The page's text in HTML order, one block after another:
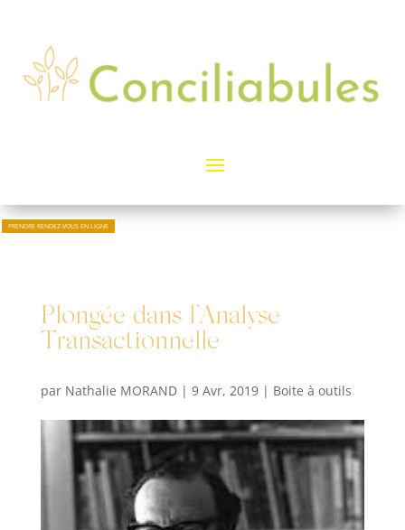
PRENDRE RENDEZ-VOUS EN LIGNE
Plongée dans l’Analyse
Transactionnelle
par Nathalie MORAND| 9 Avr, 2019| Boite à outils